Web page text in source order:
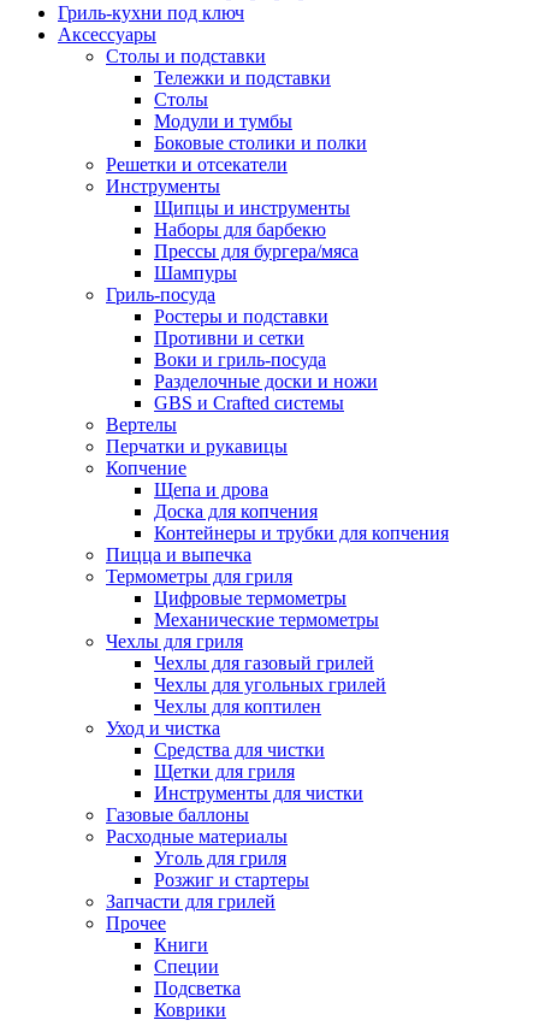
Гриль-кухни под ключ
Аксессуары
Столы и подставки
Тележки и подставки
Столы
Модули и тумбы
Боковые столики и полки
Решетки и отсекатели
Инструменты
Щипцы и инструменты
Наборы для барбекю
Прессы для бургера/мяса
Шампуры
Гриль-посуда
Ростеры и подставки
Противни и сетки
Воки и гриль-посуда
Разделочные доски и ножи
GBS и Crafted системы
Вертелы
Перчатки и рукавицы
Копчение
Щепа и дрова
Доска для копчения
Контейнеры и трубки для копчения
Пицца и выпечка
Термометры для гриля
Цифровые термометры
Механические термометры
Чехлы для гриля
Чехлы для газовый грилей
Чехлы для угольных грилей
Чехлы для коптилен
Уход и чистка
Средства для чистки
Щетки для гриля
Инструменты для чистки
Газовые баллоны
Расходные материалы
Уголь для гриля
Розжиг и стартеры
Запчасти для грилей
Прочее
Книги
Специи
Подсветка
Коврики